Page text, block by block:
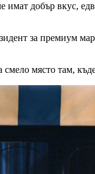
имат добър вкус,
за премиум
място там,